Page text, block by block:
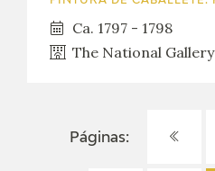
Ca. 1797 - 1798
The National Gallery
Páginas: